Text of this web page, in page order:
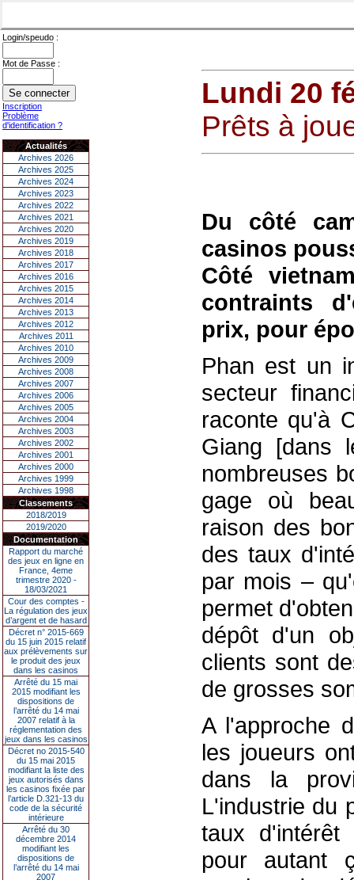
Login/speudo :
Mot de Passe :
Inscription
Problème
d'identification ?
Actualités
Archives 2026
Archives 2025
Archives 2024
Archives 2023
Archives 2022
Archives 2021
Archives 2020
Archives 2019
Archives 2018
Archives 2017
Archives 2016
Archives 2015
Archives 2014
Archives 2013
Archives 2012
Archives 2011
Archives 2010
Archives 2009
Archives 2008
Archives 2007
Archives 2006
Archives 2005
Archives 2004
Archives 2003
Archives 2002
Archives 2001
Archives 2000
Archives 1999
Archives 1998
Classements
2018/2019
2019/2020
Documentation
Rapport du marché
des jeux en ligne en
France, 4eme
trimestre 2020 -
18/03/2021
Cour des comptes -
La régulation des jeux
d’argent et de hasard
Décret n° 2015-669
du 15 juin 2015 relatif
aux prélèvements sur
le produit des jeux
dans les casinos
Arrêté du 15 mai
2015 modifiant les
dispositions de
l’arrêté du 14 mai
2007 relatif à la
réglementation des
jeux dans les casinos
Décret no 2015-540
du 15 mai 2015
modifiant la liste des
jeux autorisés dans
les casinos fixée par
l’article D.321-13 du
code de la sécurité
intérieure
Arrêté du 30
décembre 2014
modifiant les
dispositions de
l’arrêté du 14 mai
2007
Lundi 20
Prêts à
Du côté
casinos
Côté
contraints
prix, pour
Phan est un
secteur
raconte qu'à
Giang [dans
nombreuses
gage où
raison des
des taux
par mois –
permet
dépôt d'un
clients sont
de grosses
A l'approche
les joueurs
dans la
L'industrie du
taux
pour autant